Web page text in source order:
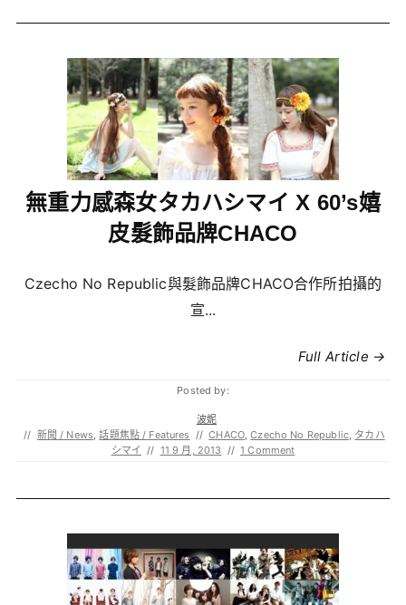
無重力感森女タカハシマイ X 60’s嬉
皮髮飾品牌CHACO
Czecho No Republic與髮飾品牌CHACO合作所拍攝的
宣...
Full Article →
Posted by:
波妮
// 新聞 / News,話題焦點 / Features // CHACO,Czecho No Republic, タカハ
シマイ // 11 9 月, 2013 // 1 Comment